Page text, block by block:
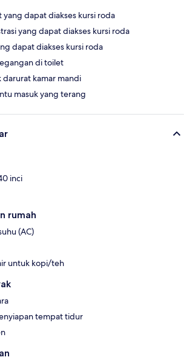
yang dapat diakses kursi roda
yang dapat diakses kursi roda
dapat diakses kursi roda
di toilet
darurat kamar mandi
masuk yang terang
inci
rumah
(AC)
untuk kopi/teh
tempat tidur